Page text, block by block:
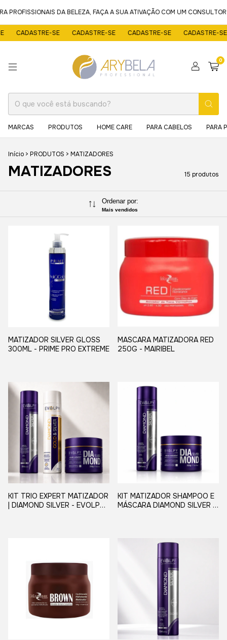
DA BELEZA, FAÇA A SUA ATIVAÇÃO COM UM CONSULTOR
CADASTRE-SE CADASTRE-SE CADASTRE-SE CADASTRE-SE
0
MARCAS PRODUTOS HOME CARE PARA CABELOS PARA
Início > PRODUTOS > MATIZADORES
MATIZADORES 15 produtos
Ordenar por:
Mais vendidos
MATIZADOR SILVER GLOSS
300ML - PRIME PRO EXTREME
MASCARA MATIZADORA RED
250G - MAIRIBEL
KIT TRIO EXPERT MATIZADOR
| DIAMOND SILVER - EVOLPY
KIT MATIZADOR SHAMPOO E
MÁSCARA DIAMOND SILVER -